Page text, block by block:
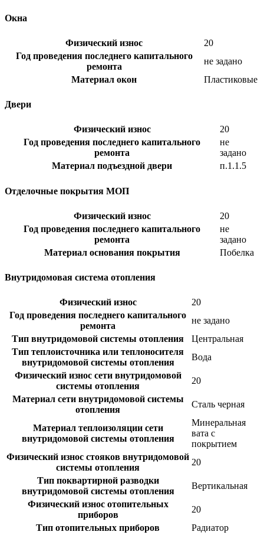
Окна
Физический износ
20
Год проведения последнего капитального
ремонта
не задано
Материал окон
Пластиковые
Двери
Физический износ
20
Год проведения последнего капитального
ремонта
не
задано
Материал подъездной двери
п.1.1.5
Отделочные покрытия МОП
Физический износ
20
Год проведения последнего капитального
ремонта
не
задано
Материал основания покрытия
Побелка
Внутридомовая система отопления
Физический износ
20
Год проведения последнего капитального
ремонта
не задано
Тип внутридомовой системы отопления
Центральная
Тип теплоисточника или теплоносителя
внутридомовой системы отопления
Вода
Физический износ сети внутридомовой
системы отопления
20
Материал сети внутридомовой системы
отопления
Сталь черная
Материал теплоизоляции сети
внутридомовой системы отопления
Минеральная
вата с
покрытием
Физический износ стояков внутридомовой
системы отопления
20
Тип поквартирной разводки
внутридомовой системы отопления
Вертикальная
Физический износ отопительных
приборов
20
Тип отопительных приборов
Радиатор